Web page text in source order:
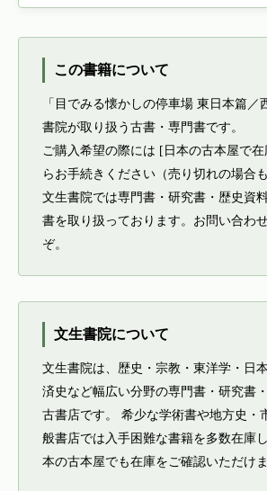
この書籍について
「目でみる懐かしの停車場 東日本篇／
書院が取り扱う古書・専門書です。
ご購入希望の際には [日本の古本屋で
らお手続きください（売り切れの場合
文生書院では専門書・研究書・歴史資
書を取り扱っております。お問い合わ
ぞ。
文生書院について
文生書院は、歴史・宗教・東洋学・日
済史など幅広い分野の専門書・研究書
古書店です。 希少な学術書や地方史・
般書店では入手困難な書籍を多数在庫
本の古本屋でも在庫をご確認いただけま